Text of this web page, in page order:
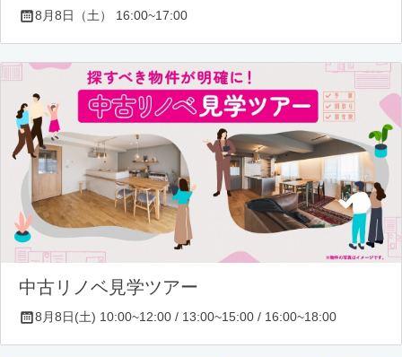
8月8日（土） 16:00~17:00
中古リノベ見学ツアー
8月8日(土) 10:00~12:00 / 13:00~15:00 / 16:00~18:00